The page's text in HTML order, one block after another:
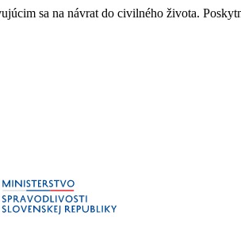
sa na návrat do civilného života.